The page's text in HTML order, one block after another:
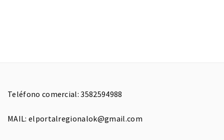
Teléfono comercial: 3582594988
MAIL: elportalregionalok@gmail.com